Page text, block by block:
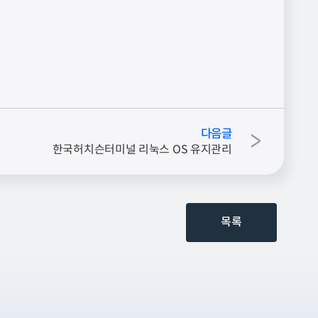
다음글
한국허치슨터미널 리눅스 OS 유지관리
>
목록